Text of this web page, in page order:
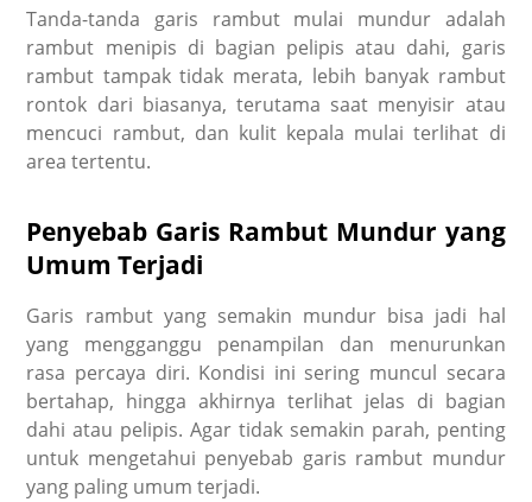
Tanda-tanda garis rambut mulai mundur adalah
rambut menipis di bagian pelipis atau dahi, garis
rambut tampak tidak merata, lebih banyak rambut
rontok dari biasanya, terutama saat menyisir atau
mencuci rambut, dan kulit kepala mulai terlihat di
area tertentu.
Penyebab Garis Rambut Mundur yang
Umum Terjadi
Garis rambut yang semakin mundur bisa jadi hal
yang mengganggu penampilan dan menurunkan
rasa percaya diri. Kondisi ini sering muncul secara
bertahap, hingga akhirnya terlihat jelas di bagian
dahi atau pelipis. Agar tidak semakin parah, penting
untuk mengetahui penyebab garis rambut mundur
yang paling umum terjadi.